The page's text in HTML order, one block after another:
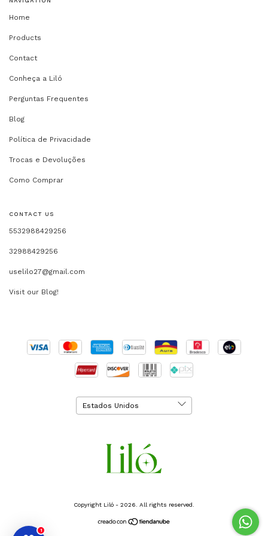
Home
Products
Contact
Conheça a Liló
Perguntas Frequentes
Blog
Política de Privacidade
Trocas e Devoluções
Como Comprar
CONTACT US
5532988429256
32988429256
uselilo27@gmail.com
Visit our Blog!
Copyright Liló - 2026. All rights reserved.
1